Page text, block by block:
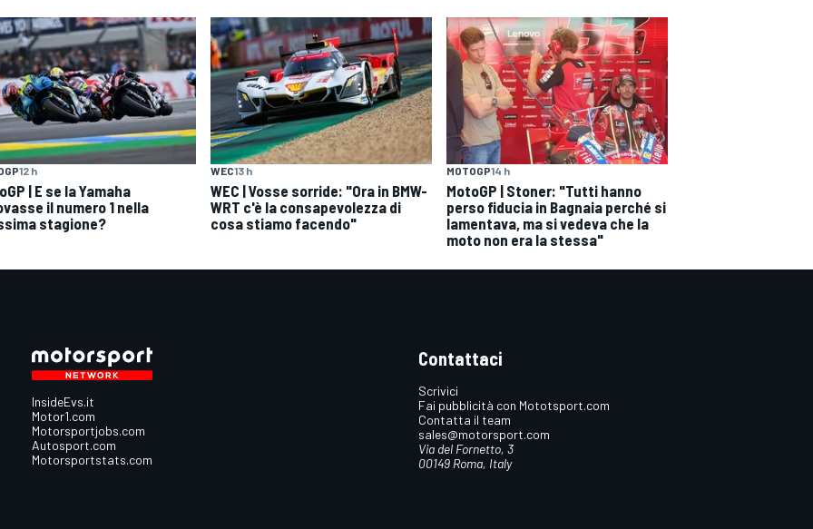
12 h
| E se la Yamaha
il numero 1 nella
stagione?
WEC13 h
WEC | Vosse sorride: "Ora in BMW-
WRT c'è la consapevolezza di
cosa stiamo facendo"
MOTOGP14 h
MotoGP | Stoner: "Tutti hanno
perso fiducia in Bagnaia perché si
lamentava, ma si vedeva che la
moto non era la stessa"
InsideEvs.it
Motor1.com
Motorsportjobs.com
Autosport.com
Motorsportstats.com
Contattaci
Scrivici
Fai pubblicità con Mototsport.com
Contatta il team
sales@motorsport.com
Via del Fornetto, 3
00149 Roma, Italy